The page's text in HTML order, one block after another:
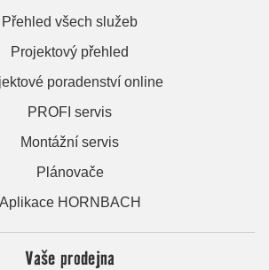
Přehled všech služeb
Projektový přehled
poradenství online
PROFI servis
Montážní servis
Plánovače
Aplikace HORNBACH
Vaše prodejna